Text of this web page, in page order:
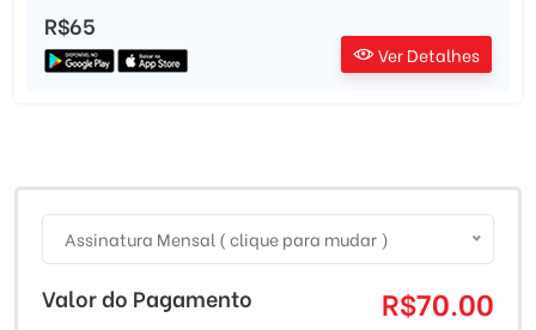
R$65
Ver Detalhes
Assinatura Mensal ( clique para mudar )
Valor do Pagamento R$70.00